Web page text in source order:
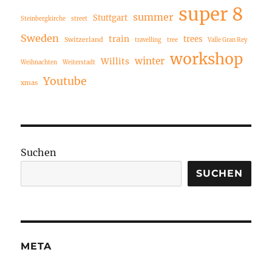
Steinbergkirche street Stuttgart summer super 8
Sweden Switzerland train travelling tree trees Valle Gran Rey
Weihnachten Weiterstadt Willits winter workshop
xmas Youtube
Suchen
SUCHEN
META